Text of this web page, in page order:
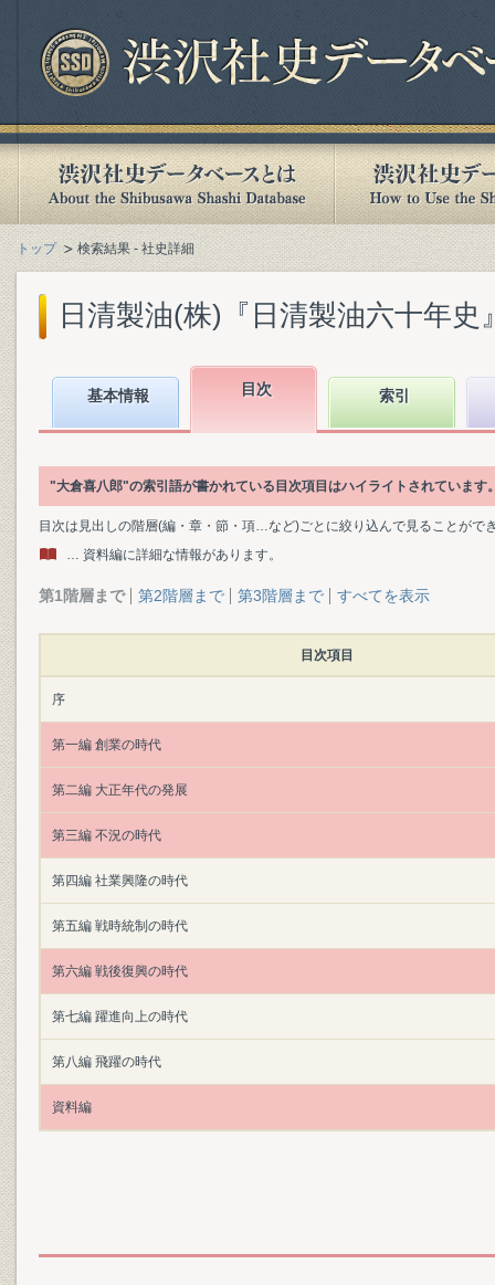
トップ 検索結果 - 社史詳細
日清製油(株)『日清製油六十年史
基本情報 目次 索引
"大倉喜八郎"の索引語が書かれている目次項目はハイライトされています
目次は見出しの階層(編・章・節・項…など)ごとに絞り込んで見ることがで
… 資料編に詳細な情報があります。
第1階層まで 第2階層まで 第3階層まで すべてを表示
目次項目
序
第一編 創業の時代
第二編 大正年代の発展
第三編 不況の時代
第四編 社業興隆の時代
第五編 戦時統制の時代
第六編 戦後復興の時代
第七編 躍進向上の時代
第八編 飛躍の時代
資料編